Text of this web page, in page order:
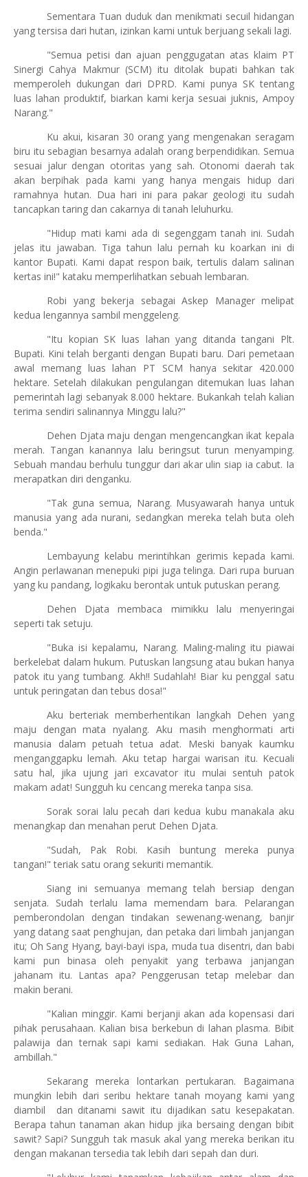
Sementara Tuan duduk dan menikmati secuil hidangan
yang tersisa dari hutan, izinkan kami untuk berjuang sekali lagi.
"Semua petisi dan ajuan penggugatan atas klaim PT
Sinergi Cahya Makmur (SCM) itu ditolak bupati bahkan tak
memperoleh dukungan dari DPRD. Kami punya SK tentang
luas lahan produktif, biarkan kami kerja sesuai juknis, Ampoy
Narang."
Ku akui, kisaran 30 orang yang mengenakan seragam
biru itu sebagian besarnya adalah orang berpendidikan. Semua
sesuai jalur dengan otoritas yang sah. Otonomi daerah tak
akan berpihak pada kami yang hanya mengais hidup dari
ramahnya hutan. Dua hari ini para pakar geologi itu sudah
tancapkan taring dan cakarnya di tanah leluhurku.
"Hidup mati kami ada di segenggam tanah ini. Sudah
jelas itu jawaban. Tiga tahun lalu pernah ku koarkan ini di
kantor Bupati. Kami dapat respon baik, tertulis dalam salinan
kertas ini!" kataku memperlihatkan sebuah lembaran.
Robi yang bekerja sebagai Askep Manager melipat
kedua lengannya sambil menggeleng.
"Itu kopian SK luas lahan yang ditanda tangani Plt.
Bupati. Kini telah berganti dengan Bupati baru. Dari pemetaan
awal memang luas lahan PT SCM hanya sekitar 420.000
hektare. Setelah dilakukan pengulangan ditemukan luas lahan
pemerintah lagi sebanyak 8.000 hektare. Bukankah telah kalian
terima sendiri salinannya Minggu lalu?"
Dehen Djata maju dengan mengencangkan ikat kepala
merah. Tangan kanannya lalu beringsut turun menyamping.
Sebuah mandau berhulu tunggur dari akar ulin siap ia cabut. Ia
merapatkan diri denganku.
"Tak guna semua, Narang. Musyawarah hanya untuk
manusia yang ada nurani, sedangkan mereka telah buta oleh
benda."
Lembayung kelabu merintihkan gerimis kepada kami.
Angin perlawanan menepuki pipi juga telinga. Dari rupa buruan
yang ku pandang, logikaku berontak untuk putuskan perang.
Dehen Djata membaca mimikku lalu menyeringai
seperti tak setuju.
"Buka isi kepalamu, Narang. Maling-maling itu piawai
berkelebat dalam hukum. Putuskan langsung atau bukan hanya
patok itu yang tumbang. Akh!! Sudahlah! Biar ku penggal satu
untuk peringatan dan tebus dosa!"
Aku berteriak memberhentikan langkah Dehen yang
maju dengan mata nyalang. Aku masih menghormati arti
manusia dalam petuah tetua adat. Meski banyak kaumku
menganggapku lemah. Aku tetap hargai warisan itu. Kecuali
satu hal, jika ujung jari excavator itu mulai sentuh patok
makam adat! Sungguh ku cencang mereka tanpa sisa.
Sorak sorai lalu pecah dari kedua kubu manakala aku
menangkap dan menahan perut Dehen Djata.
"Sudah, Pak Robi. Kasih buntung mereka punya
tangan!" teriak satu orang sekuriti memantik.
Siang ini semuanya memang telah bersiap dengan
senjata. Sudah terlalu lama memendam bara. Pelarangan
pemberondolan dengan tindakan sewenang-wenang, banjir
yang datang saat penghujan, dan petaka dari limbah janjangan
itu; Oh Sang Hyang, bayi-bayi ispa, muda tua disentri, dan babi
kami pun binasa oleh penyakit yang terbawa janjangan
jahanam itu. Lantas apa? Penggerusan tetap melebar dan
makin berani.
"Kalian minggir. Kami berjanji akan ada kopensasi dari
pihak perusahaan. Kalian bisa berkebun di lahan plasma. Bibit
palawija dan ternak sapi kami sediakan. Hak Guna Lahan,
ambillah."
Sekarang mereka lontarkan pertukaran. Bagaimana
mungkin lebih dari seribu hektare tanah moyang kami yang
diambil
dan ditanami sawit itu dijadikan satu kesepakatan.
Berapa tahun tanaman akan hidup jika bersaing dengan bibit
sawit? Sapi? Sungguh tak masuk akal yang mereka berikan itu
dengan makanan tersedia tak lebih dari sepah dan duri.